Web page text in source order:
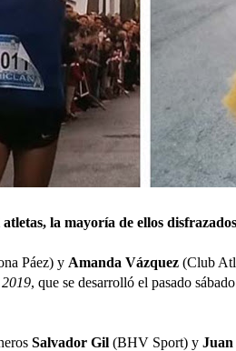
la mayoría de ellos
Páez) y Amanda Vázquez(Club
, que se desarrolló el pasado
Salvador Gil(BHV Sport) y Juan